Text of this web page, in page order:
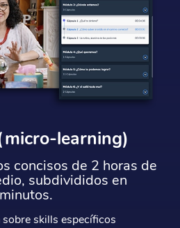
learning)
concisos de 2 horas de
subdivididos en
skills específicos